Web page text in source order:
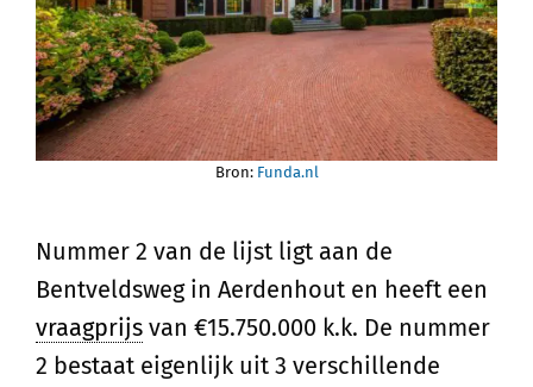
Bron: Funda.nl
Nummer 2 van de lijst ligt aan de
Bentveldsweg in Aerdenhout en heeft een
vraagprijs van €15.750.000 k.k. De nummer
2 bestaat eigenlijk uit 3 verschillende